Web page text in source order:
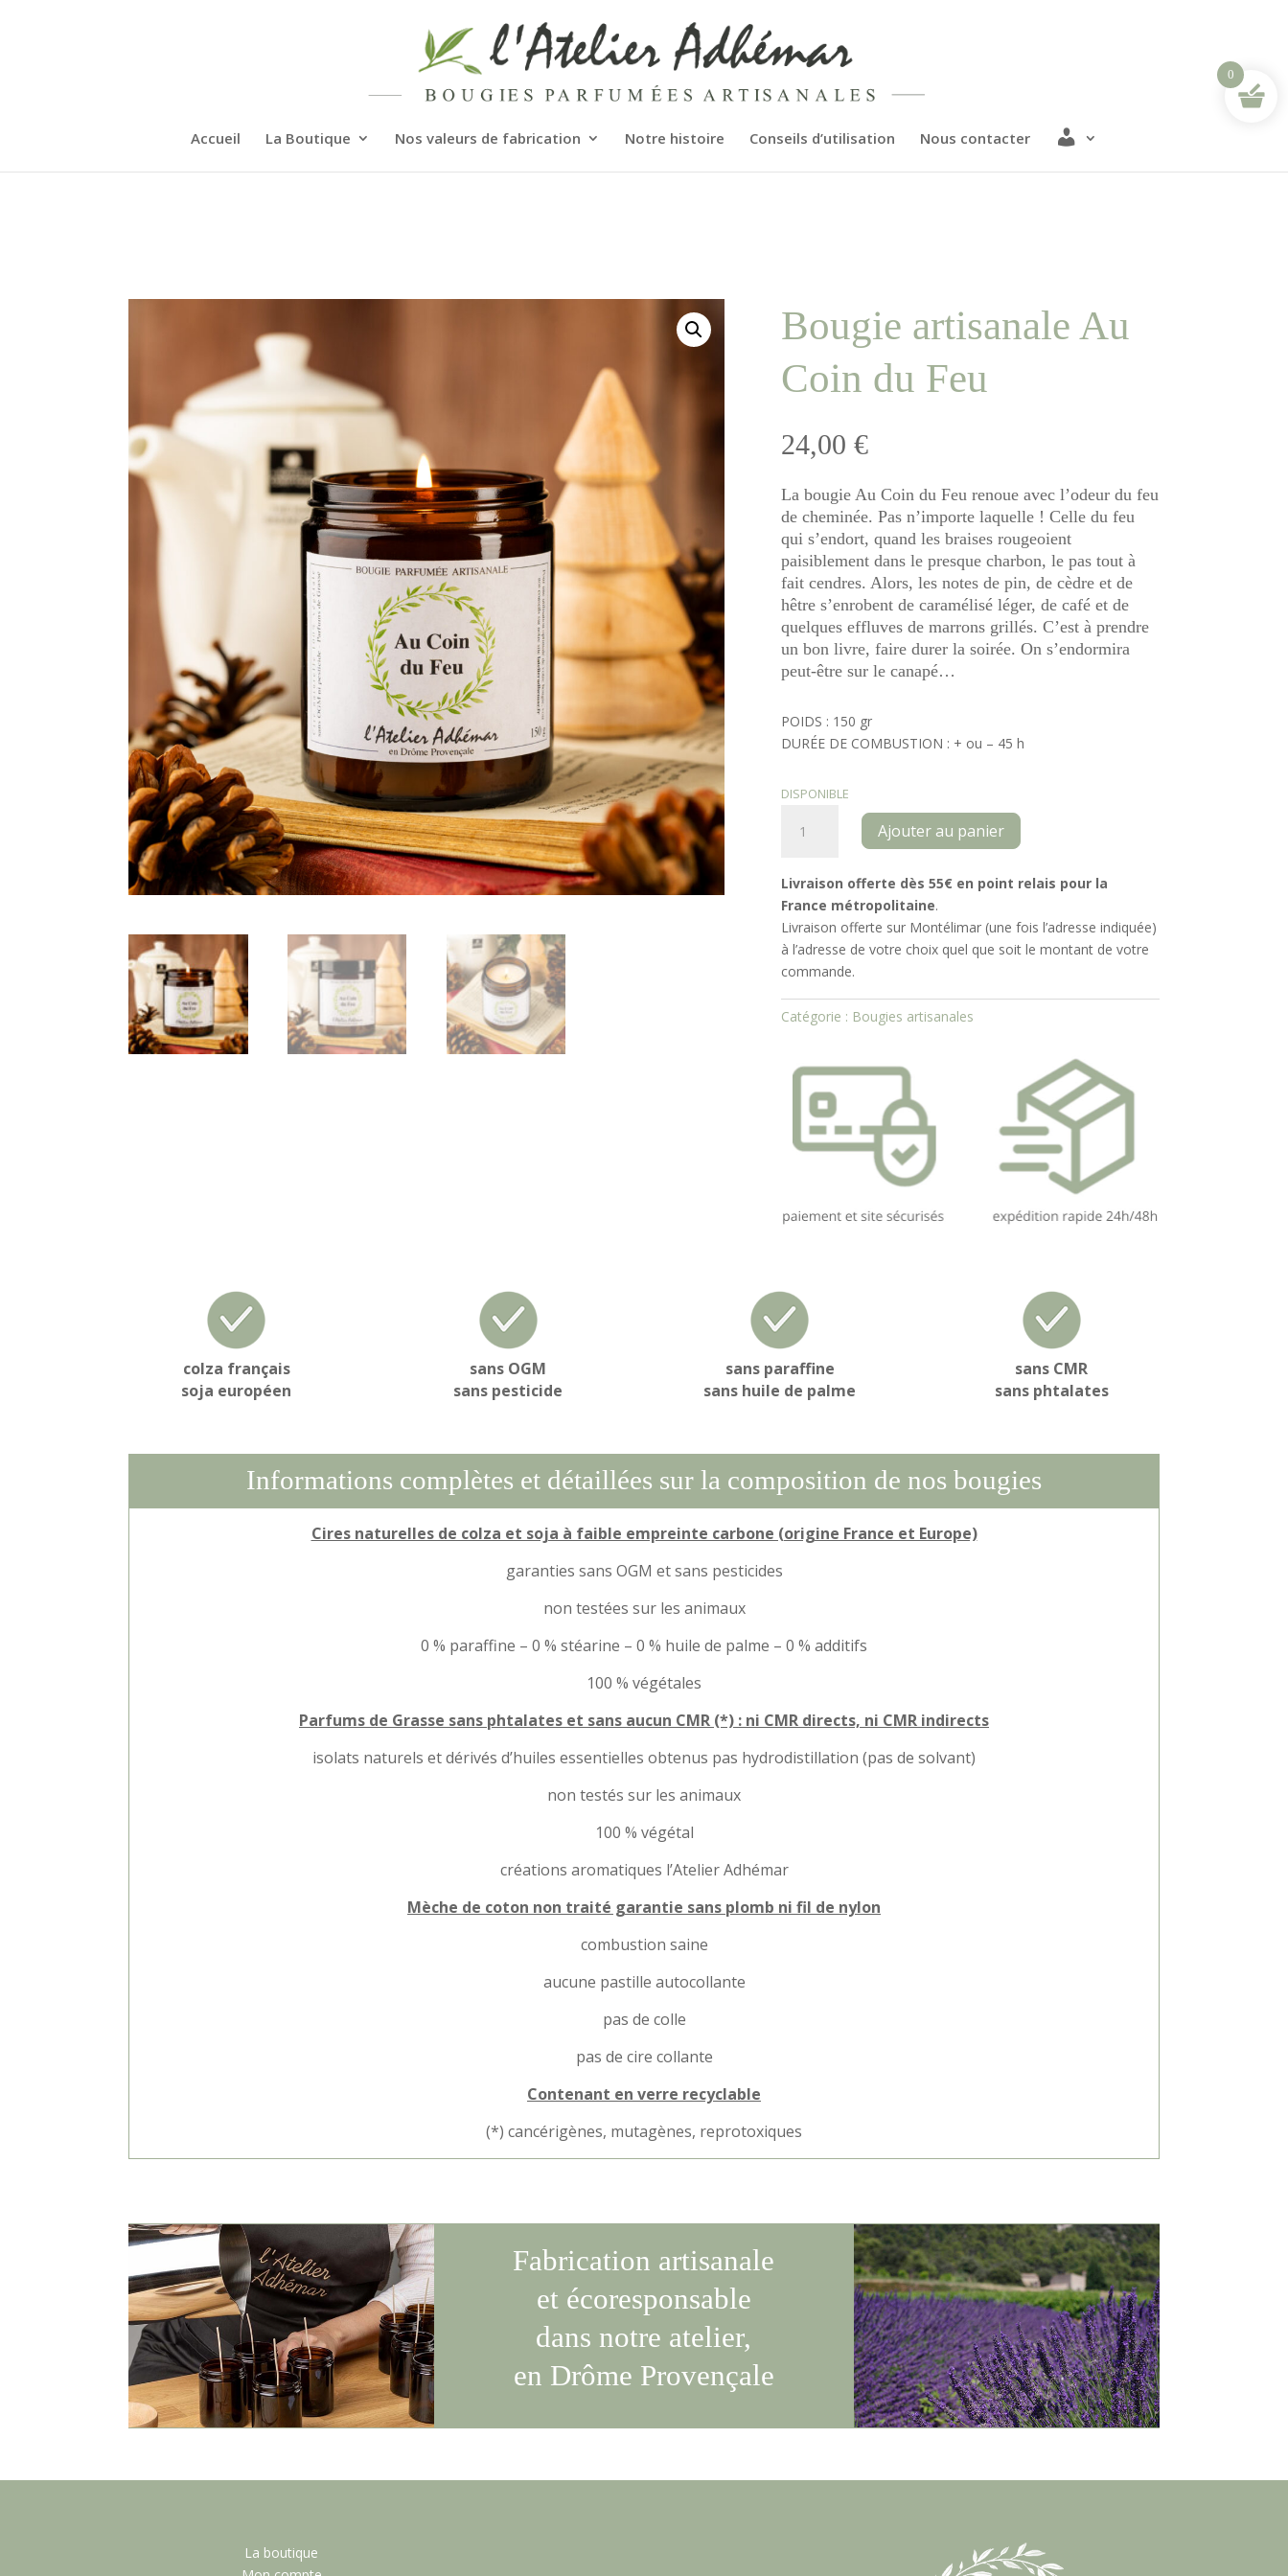
Accueil La Boutique Nos valeurs de fabrication Notre histoire Conseils d’utilisation Nous contacter M
c
Bougie artisanale Au
Coin du Feu
24,00 €
La bougie Au Coin du Feu renoue avec l’odeur du feu
de cheminée. Pas n’importe laquelle ! Celle du feu
qui s’endort, quand les braises rougeoient
paisiblement dans le presque charbon, le pas tout à
fait cendres. Alors, les notes de pin, de cèdre et de
hêtre s’enrobent de caramélisé léger, de café et de
quelques effluves de marrons grillés. C’est à prendre
un bon livre, faire durer la soirée. On s’endormira
peut-être sur le canapé…
POIDS : 150 gr
DURÉE DE COMBUSTION : + ou – 45 h
DISPONIBLE
artisanale
Au
Coin
du
Feu
Ajouter au panier
Livraison offerte dès 55€ en point relais pour la
France métropolitaine.
Livraison offerte sur Montélimar (une fois l’adresse indiquée)
à l’adresse de votre choix quel que soit le montant de votre
commande.
Catégorie : Bougies artisanales
colza français
soja européen
sans OGM
sans pesticide
sans paraffine
sans huile de palme
sans CMR
sans phtalates
Informations complètes et détaillées sur la composition de nos bougies
Cires naturelles de colza et soja à faible empreinte carbone (origine France et Europe)
garanties sans OGM et sans pesticides
non testées sur les animaux
0 % paraffine – 0 % stéarine – 0 % huile de palme – 0 % additifs
100 % végétales
Parfums de Grasse sans phtalates et sans aucun CMR (*) : ni CMR directs, ni CMR indirects
isolats naturels et dérivés d’huiles essentielles obtenus pas hydrodistillation (pas de solvant)
non testés sur les animaux
100 % végétal
créations aromatiques l’Atelier Adhémar
Mèche de coton non traité garantie sans plomb ni fil de nylon
combustion saine
aucune pastille autocollante
pas de colle
pas de cire collante
Contenant en verre recyclable
(*) cancérigènes, mutagènes, reprotoxiques
Fabrication artisanale
et écoresponsable
dans notre atelier,
en Drôme Provençale
La boutique
0